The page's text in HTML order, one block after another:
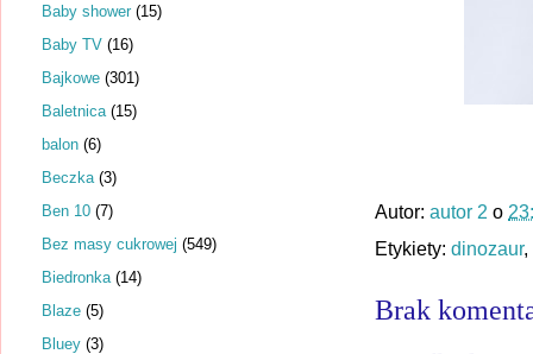
Autor: autor 2 o
Etykiety: dinozaur,
Brak
Baby shower (15)
Baby TV (16)
Bajkowe (301)
Baletnica (15)
balon (6)
Beczka (3)
Ben 10 (7)
Bez masy cukrowej (549)
Biedronka (14)
Blaze (5)
Bluey (3)